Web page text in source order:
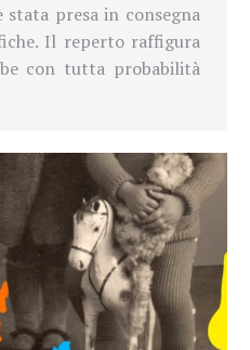
presa in consegna
Il reperto raffigura
con tutta probabilità